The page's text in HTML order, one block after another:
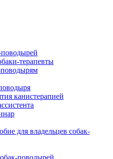
терапевты
канистерапией
для владельцев собак-
поводырей